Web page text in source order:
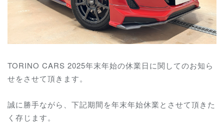
TORINO CARS 2025年末年始の休業日に関してのお知ら
せをさせて頂きます。
誠に勝手ながら、下記期間を年末年始休業とさせて頂きた
く存じます。